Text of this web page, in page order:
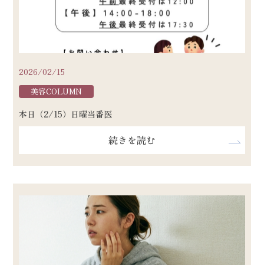
2026/02/15
美容COLUMN
本日（2/15）日曜当番医
続きを読む